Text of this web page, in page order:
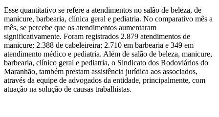
Esse quantitativo se refere a atendimentos no salão de beleza, de
manicure, barbearia, clínica geral e pediatria. No comparativo mês a
mês, se percebe que os atendimentos aumentaram
significativamente. Foram registrados 2.879 atendimentos de
manicure; 2.388 de cabeleireira; 2.710 em barbearia e 349 em
atendimento médico e pediatria. Além de salão de beleza, manicure,
barbearia, clínico geral e pediatria, o Sindicato dos Rodoviários do
Maranhão, também prestam assistência jurídica aos associados,
através da equipe de advogados da entidade, principalmente, com
atuação na solução de causas trabalhistas.